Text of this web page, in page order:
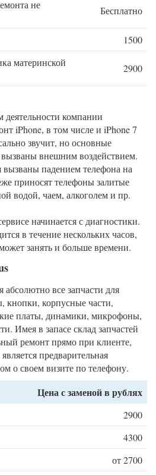
не
Бесплатно
1500
материнской
2900
компании
iPhone, в том числе и iPhone 7
звучит, но основные
внешним воздействием.
падением телефона на
приносят телефоны залитые
водой, чаем, алкоголем и пр.
начинается с диагностики.
в течение нескольких часов,
занять и больше времени.
все запчасти для
кнопки, корпусные части,
платы, динамики, микрофоны,
Имея в запасе склад запчастей
ремонт прямо при клиенте,
предварительная
о своем визите по телефону.
Цена с заменой в рублях
2900
4300
от 2700